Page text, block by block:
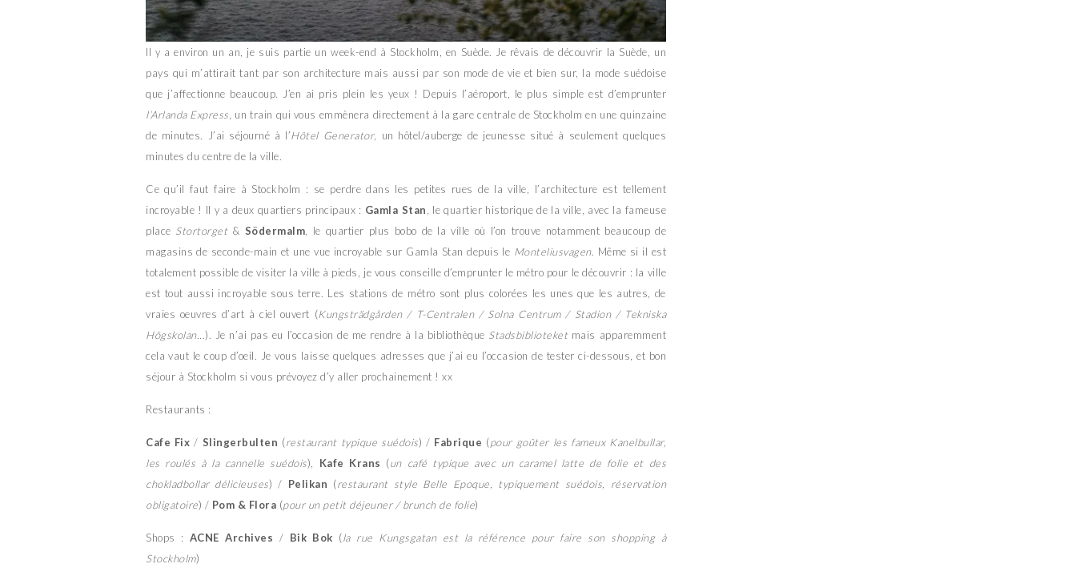
Il y a environ un an, je suis partie un week-end à Stockholm, en Suède. Je rêvais de découvrir la Suède, un
pays qui m’attirait tant par son architecture mais aussi par son mode de vie et bien sur, la mode suédoise
que j’affectionne beaucoup. J’en ai pris plein les yeux ! Depuis l’aéroport, le plus simple est d’emprunter
l’Arlanda Express , un train qui vous emmènera directement à la gare centrale de Stockholm en une quinzaine
de minutes. J’ai séjourné à l’Hôtel Generator, un hôtel/auberge de jeunesse situé à seulement quelques
minutes du centre de la ville.
Ce qu’il faut faire à Stockholm : se perdre dans les petites rues de la ville, l’architecture est tellement
incroyable ! Il y a deux quartiers principaux : Gamla Stan , le quartier historique de la ville, avec la fameuse
place Stortorget& Södermalm , le quartier plus bobo de la ville où l’on trouve notamment beaucoup de
magasins de seconde-main et une vue incroyable sur Gamla Stan depuis le Monteliusvagen. Même si il est
totalement possible de visiter la ville à pieds, je vous conseille d’emprunter le métro pour le découvrir : la ville
est tout aussi incroyable sous terre. Les stations de métro sont plus colorées les unes que les autres, de
vraies oeuvres d’art à ciel ouvert (Kungsträdgården / T-Centralen / Solna Centrum / Stadion / Tekniska
Högskolan.. .). Je n’ai pas eu l’occasion de me rendre à la bibliothèque Stadsbiblioteketmais apparemment
cela vaut le coup d’oeil. Je vous laisse quelques adresses que j’ai eu l’occasion de tester ci-dessous, et bon
séjour à Stockholm si vous prévoyez d’y aller prochainement ! xx
Restaurants :
Cafe Fix / Slingerbulten (restaurant typique suédois) / Fabrique (pour goûter les fameux Kanelbullar,
les roulés à la cannelle suédois), Kafe Krans (un café typique avec un caramel latte de folie et des
chokladbollar délicieuses) / Pelikan (restaurant style Belle Epoque, typiquement suédois, réservation
obligatoire) / Pom & Flora (pour un petit déjeuner / brunch de folie)
Shops : ACNE Archives / Bik Bok (la rue Kungsgatan est la référence pour faire son shopping à
Stockholm)